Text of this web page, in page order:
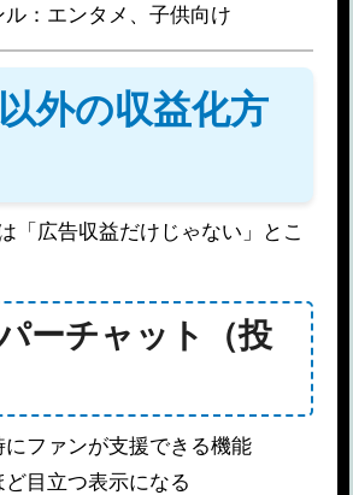
：エンタメ、子供向け
外の収益化方
「広告収益だけじゃない」とこ
ーチャット（投
ファンが支援できる機能
目立つ表示になる